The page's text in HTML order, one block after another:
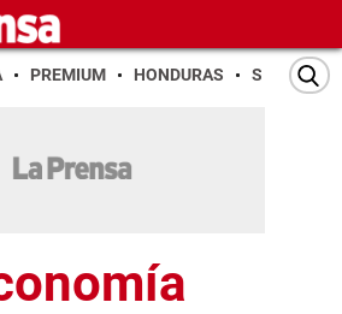
PREMIUM HONDURAS SAN PEDRO